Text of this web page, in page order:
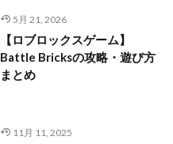
5月 21, 2026
【ロブロックスゲーム】
Battle Bricksの攻略・遊び方
まとめ
11月 11, 2025